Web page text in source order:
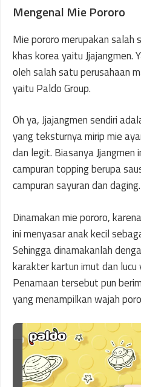
Mengenal Mie Pororo
Mie pororo merupakan salah
khas korea yaitu Jjajangmen.
oleh salah satu perusahaan
yaitu Paldo Group.
Oh ya, Jjajangmen sendiri
yang teksturnya mirip mie
dan legit. Biasanya Jjangmen
campuran topping berupa
campuran sayuran dan daging.
Dinamakan mie pororo,
ini menyasar anak kecil
Sehingga dinamakanlah
karakter kartun imut dan lucu
Penamaan tersebut pun
yang menampilkan wajah